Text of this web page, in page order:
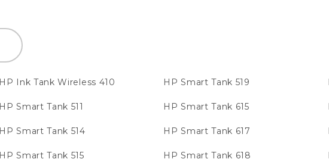
HP Ink Tank Wireless 410
HP Smart Tank 511
HP Smart Tank 514
HP Smart Tank 515
HP Smart Tank 519
HP Smart Tank 615
HP Smart Tank 617
HP Smart Tank 618